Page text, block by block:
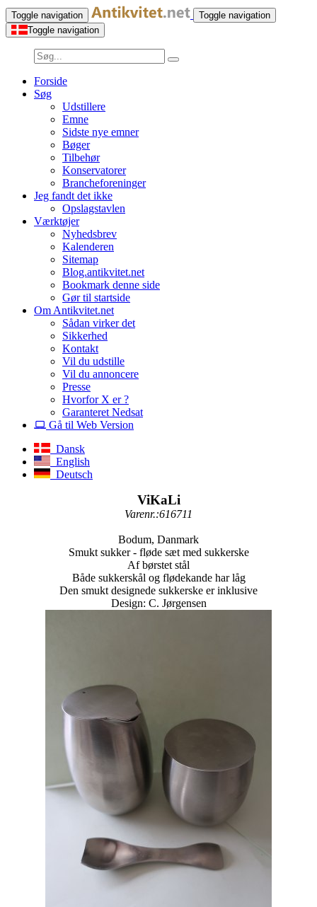
Toggle navigation
Toggle navigation
Toggle navigation
Forside
Søg
Udstillere
Emne
Sidste nye emner
Bøger
Tilbehør
Konservatorer
Brancheforeninger
Jeg fandt det ikke
Opslagstavlen
Værktøjer
Nyhedsbrev
Kalenderen
Sitemap
Blog.antikvitet.net
Bookmark denne side
Gør til startside
Om Antikvitet.net
Sådan virker det
Sikkerhed
Kontakt
Vil du udstille
Vil du annoncere
Presse
Hvorfor X er ?
Garanteret Nedsat
Gå til Web Version
Dansk
English
Deutsch
ViKaLi
Varenr.:616711
Bodum, Danmark
Smukt sukker - fløde sæt med sukkerske
Af børstet stål
Både sukkerskål og flødekande har låg
Den smukt designede sukkerske er inklusive
Design: C. Jørgensen